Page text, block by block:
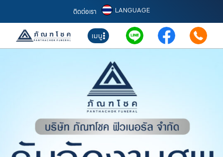
ติดต่อเรา LANGUAGE
เมนู